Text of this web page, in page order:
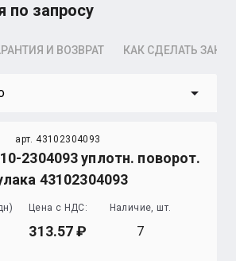
по запросу
И ВОЗВРАТ КАК СДЕЛАТЬ
arrow_drop_down
арт. 43102304093
2304093 уплотн. поворот.
43102304093
Цена с НДС:
313.57
Наличие, шт.
7